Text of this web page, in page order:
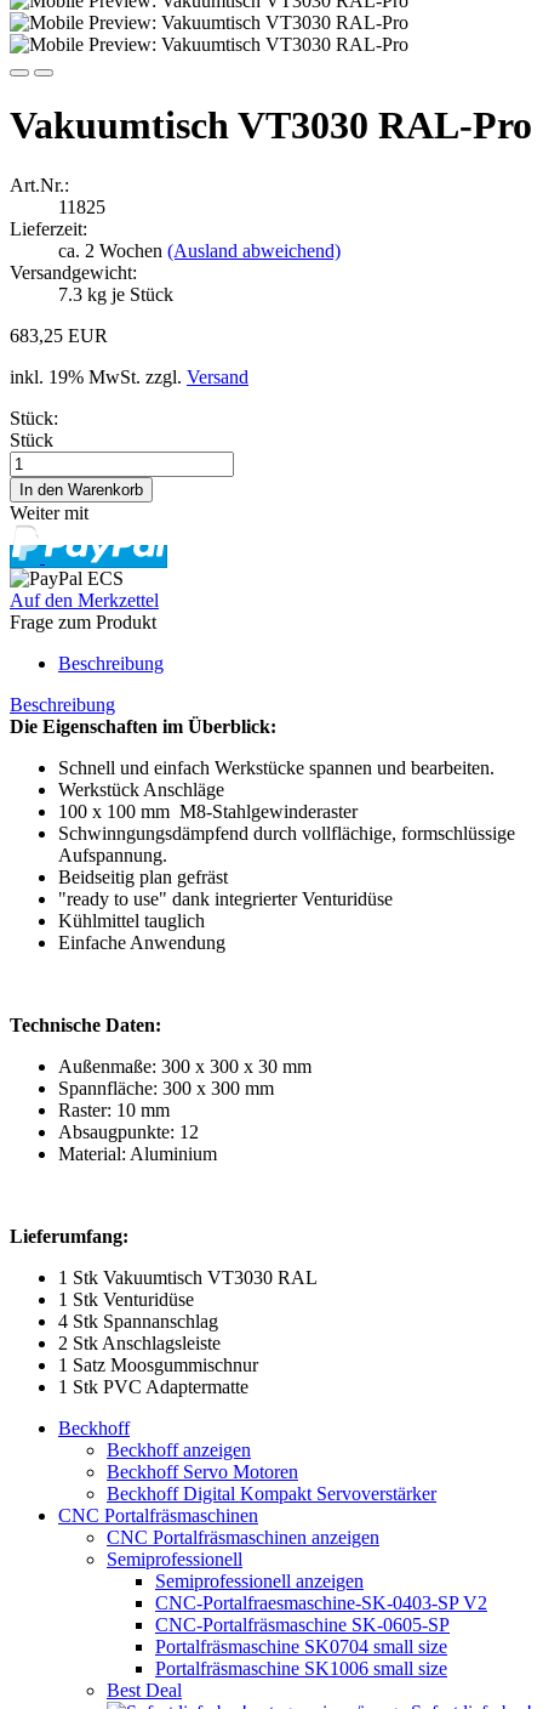
Vakuumtisch VT3030 RAL-Pro
Art.Nr.:
11825
Lieferzeit:
ca. 2 Wochen (Ausland abweichend)
Versandgewicht:
7.3 kg je Stück
683,25 EUR
inkl. 19% MwSt. zzgl. Versand
Stück:
Stück
Weiter mit
Auf den Merkzettel
Frage zum Produkt
Beschreibung
Beschreibung
Die Eigenschaften im Überblick:
Schnell und einfach Werkstücke spannen und bearbeiten.
Werkstück Anschläge
100 x 100 mm M8-Stahlgewinderaster
Schwinngungsdämpfend durch vollflächige, formschlüssige
Aufspannung.
Beidseitig plan gefräst
"ready to use" dank integrierter Venturidüse
Kühlmittel tauglich
Einfache Anwendung
Technische Daten:
Außenmaße: 300 x 300 x 30 mm
Spannfläche: 300 x 300 mm
Raster: 10 mm
Absaugpunkte: 12
Material: Aluminium
Lieferumfang:
1 Stk Vakuumtisch VT3030 RAL
1 Stk Venturidüse
4 Stk Spannanschlag
2 Stk Anschlagsleiste
1 Satz Moosgummischnur
1 Stk PVC Adaptermatte
Beckhoff
Beckhoff anzeigen
Beckhoff Servo Motoren
Beckhoff Digital Kompakt Servoverstärker
CNC Portalfräsmaschinen
CNC Portalfräsmaschinen anzeigen
Semiprofessionell
Semiprofessionell anzeigen
CNC-Portalfraesmaschine-SK-0403-SP V2
CNC-Portalfräsmaschine SK-0605-SP
Portalfräsmaschine SK0704 small size
Portalfräsmaschine SK1006 small size
Best Deal